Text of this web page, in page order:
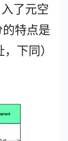
了元空
特点是
下同）